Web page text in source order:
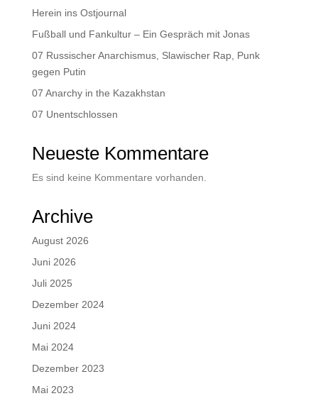
Herein ins Ostjournal
Fußball und Fankultur – Ein Gespräch mit Jonas
07 Russischer Anarchismus, Slawischer Rap, Punk
gegen Putin
07 Anarchy in the Kazakhstan
07 Unentschlossen
Neueste Kommentare
Es sind keine Kommentare vorhanden.
Archive
August 2026
Juni 2026
Juli 2025
Dezember 2024
Juni 2024
Mai 2024
Dezember 2023
Mai 2023